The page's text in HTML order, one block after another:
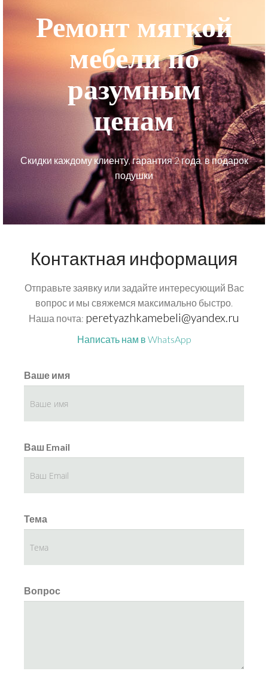
Ремонт мягкой
мебели по
разумным
ценам
Скидки каждому клиенту, гарантия 2 года, в подарок
подушки
Контактная информация
Отправьте заявку или задайте интересующий Вас
вопрос и мы свяжемся максимально быстро.
Наша почта: peretyazhkamebeli@yandex.ru
Написать нам в WhatsApp
Ваше имя
Ваш Email
Тема
Вопрос